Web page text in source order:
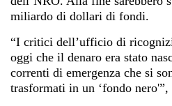
miliardo di dollari di fondi.
“I critici dell’ufficio di
oggi che il denaro era stato
correnti di emergenza che si
trasformati in un ‘fondo